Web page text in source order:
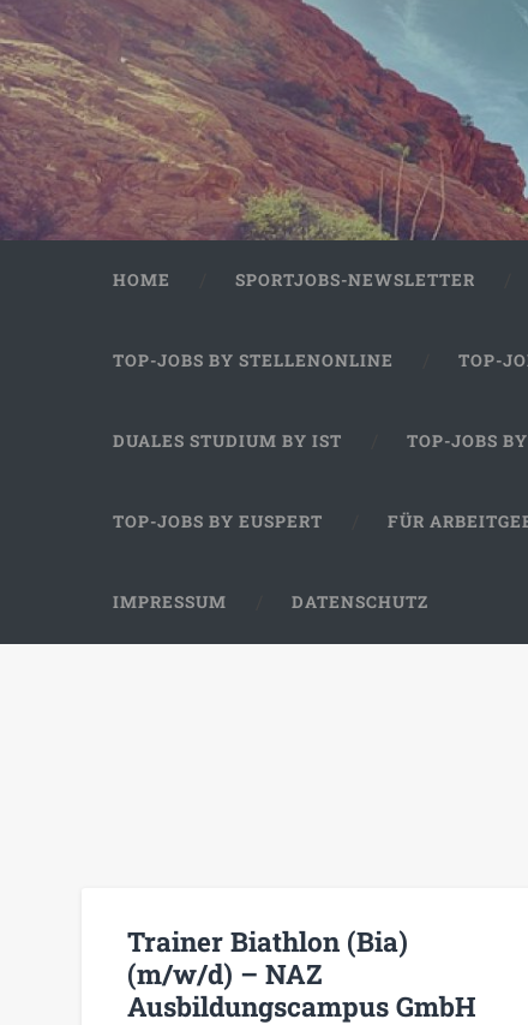
HOME SPORTJOBS-NEWSLETTER
TOP-JOBS BY STELLENONLINE TOP-
DUALES STUDIUM BY IST TOP-JOBS
TOP-JOBS BY EUSPERT FÜR
IMPRESSUM DATENSCHUTZ
Trainer Biathlon (Bia)
(m/w/d) – NAZ
Ausbildungscampus GmbH